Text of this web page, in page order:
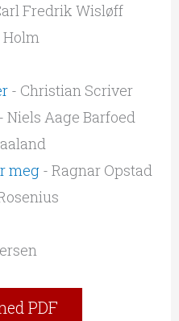
Fredrik Wisløff
Holm
- Christian Scriver
- Niels Aage Barfoed
meg - Ragnar Opstad
PDF